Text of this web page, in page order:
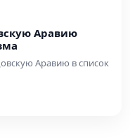
Аравию
Аравию в список